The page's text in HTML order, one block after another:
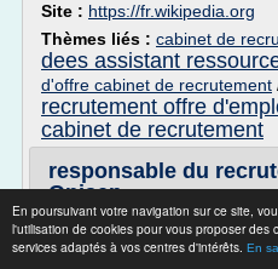
En poursuivant votre navigation sur ce site,
l'utilisation de cookies pour vous proposer des
services adaptés à vos centres d'intérêts. En
Site : https://fr.wikipedia.org
Thèmes liés : cabinet de
dees assistant
d'offre cabinet de recrutement
recrutement offre
cabinet de recrutement
responsable du
Onisep
Fiche métier
responsable du recrutement